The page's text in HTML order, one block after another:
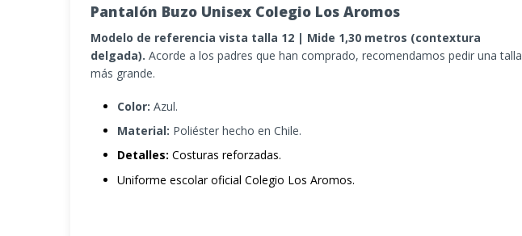
Pantalón Buzo Unisex Colegio Los Aromos
Modelo de referencia vista talla 12 | Mide 1,30 metros (contextura
delgada). Acorde a los padres que han comprado, recomendamos pedir una talla
más grande.
Color: Azul.
Material: Poliéster hecho en Chile.
Detalles:Costuras reforzadas.
Uniforme escolar oficial Colegio Los Aromos.